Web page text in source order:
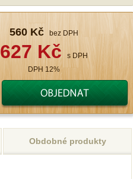
560 Kč bez DPH
627 Kč
s DPH
DPH 12%
Obdobné produkty